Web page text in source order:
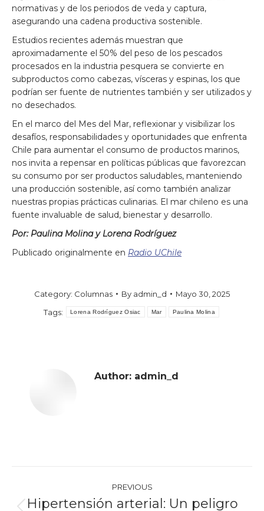
normativas y de los periodos de veda y captura,
asegurando una cadena productiva sostenible.
Estudios recientes además muestran que
aproximadamente el 50% del peso de los pescados
procesados en la industria pesquera se convierte en
subproductos como cabezas, vísceras y espinas, los que
podrían ser fuente de nutrientes también y ser utilizados y
no desechados.
En el marco del Mes del Mar, reflexionar y visibilizar los
desafíos, responsabilidades y oportunidades que enfrenta
Chile para aumentar el consumo de productos marinos,
nos invita a repensar en políticas públicas que favorezcan
su consumo por ser productos saludables, manteniendo
una producción sostenible, así como también analizar
nuestras propias prácticas culinarias. El mar chileno es una
fuente invaluable de salud, bienestar y desarrollo.
Por: Paulina Molina y Lorena Rodríguez
Publicado originalmente en Radio UChile
Category: Columnas By admin_d
Mayo 30, 2025
Tags:
Lorena Rodríguez Osiac Mar Paulina Molina
Author: admin_d
navigation
PREVIOUS
Hipertensión arterial: Un peligro